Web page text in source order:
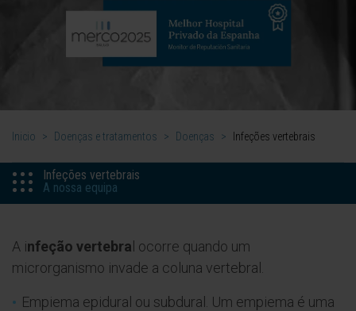
Inicio > Doenças e tratamentos > Doenças > Infeções vertebrais
Infeções vertebrais
A nossa equipa
A infeção vertebra l ocorre quando um
microrganismo invade a coluna vertebral.
Empiema epidural ou subdural. Um empiema é uma